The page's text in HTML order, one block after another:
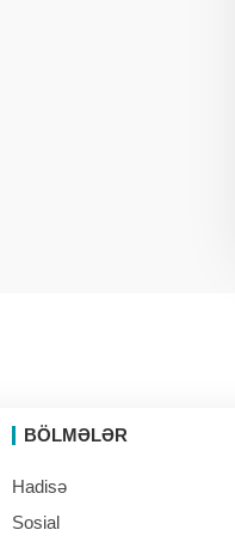
BÖLMƏLƏR
Hadisə
Sosial